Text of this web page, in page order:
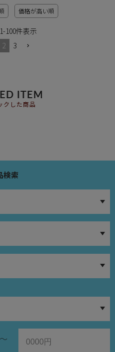
価格が高い順
-100件表示
2 3
ITEM
クした商品
検索
～